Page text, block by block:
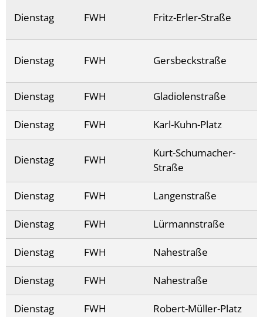
Dienstag FWH Fritz-Erler-Straße
Dienstag FWH Gersbeckstraße
Dienstag FWH Gladiolenstraße
Dienstag FWH Karl-Kuhn-Platz
Dienstag FWH
Kurt-Schumacher-
Straße
Dienstag FWH Langenstraße
Dienstag FWH Lürmannstraße
Dienstag FWH Nahestraße
Dienstag FWH Nahestraße
Dienstag FWH Robert-Müller-Platz